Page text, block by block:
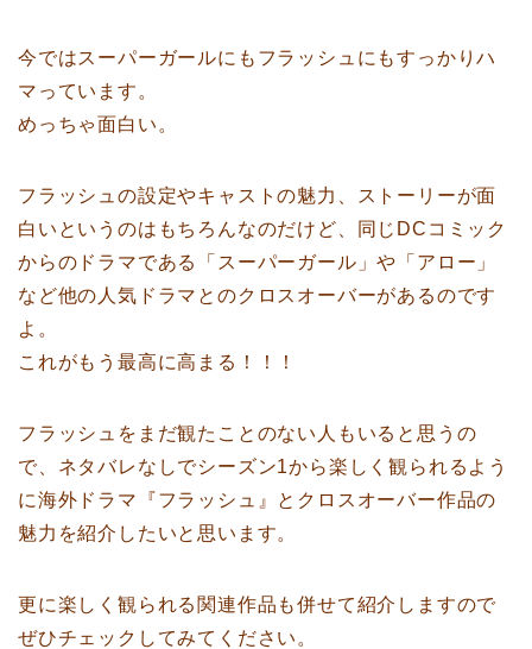
今ではスーパーガールにもフラッシュにもすっかりハ
マっています。
めっちゃ面白い。
フラッシュの設定やキャストの魅力、ストーリーが面
白いというのはもちろんなのだけど、同じDCコミック
からのドラマである「スーパーガール」や「アロー」
など他の人気ドラマとのクロスオーバーがあるのです
よ。
これがもう最高に高まる！！！
フラッシュをまだ観たことのない人もいると思うの
で、ネタバレなしでシーズン1から楽しく観られるよう
に海外ドラマ『フラッシュ』とクロスオーバー作品の
魅力を紹介したいと思います。
更に楽しく観られる関連作品も併せて紹介しますので
ぜひチェックしてみてください。